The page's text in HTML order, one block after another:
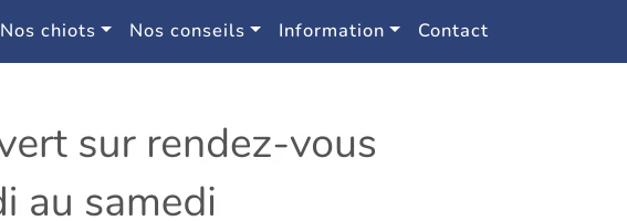
Nos chiots Nos conseils Information Contact